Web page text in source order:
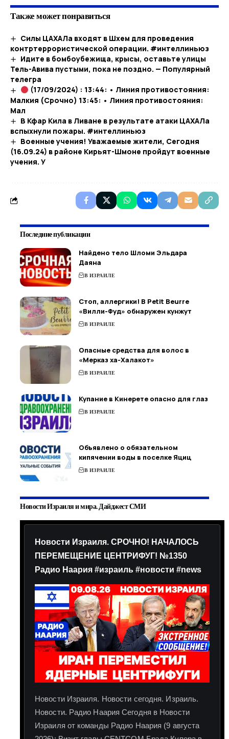
Также может понравиться
Силы ЦАХАЛа входят в Шхем для проведения
контртеррористической операции. #интеллиньюз
Идите в бомбоубежища, крысы, оставьте улицы
Тель-Авива пустыми, пока не поздно. — Популярный
телегра
(17/09/2024) : 13:44: • Линия противостояния:
Малкия (Срочно) 13:45: • Линия противостояния:
Мал
В Кфар Кила в Ливане в результате атаки ЦАХАЛа
вспыхнули пожары. #интеллиньюз
Военные учения! Уважаемые жители, Сегодня
(16.09.24) в районе Кирьят-Шмоне пройдут военные
учения. У
Последние публикации
Найдено тело Шломи Эльдара
Даяна
В ИЗРАИЛЕ
Стоп, аллергики! В Petit Beurre
«Вилли-Фуд» обнаружен кунжут
В ИЗРАИЛЕ
Опасные средства для волос в
«Мерказ ха-Халакот»
В ИЗРАИЛЕ
Купание в Кинерете опасно для глаз
В ИЗРАИЛЕ
Объявлено о обязательном
кипячении воды в поселке Яциц
В ИЗРАИЛЕ
Новости Израиля и мира. Дайджест СМИ